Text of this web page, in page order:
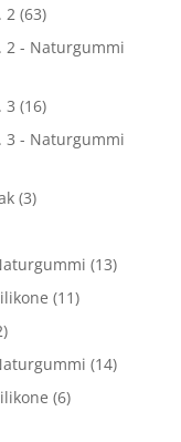
2 (63)
2 - Naturgummi
3 (16)
3 - Naturgummi
(3)
(13)
(11)
(14)
(6)